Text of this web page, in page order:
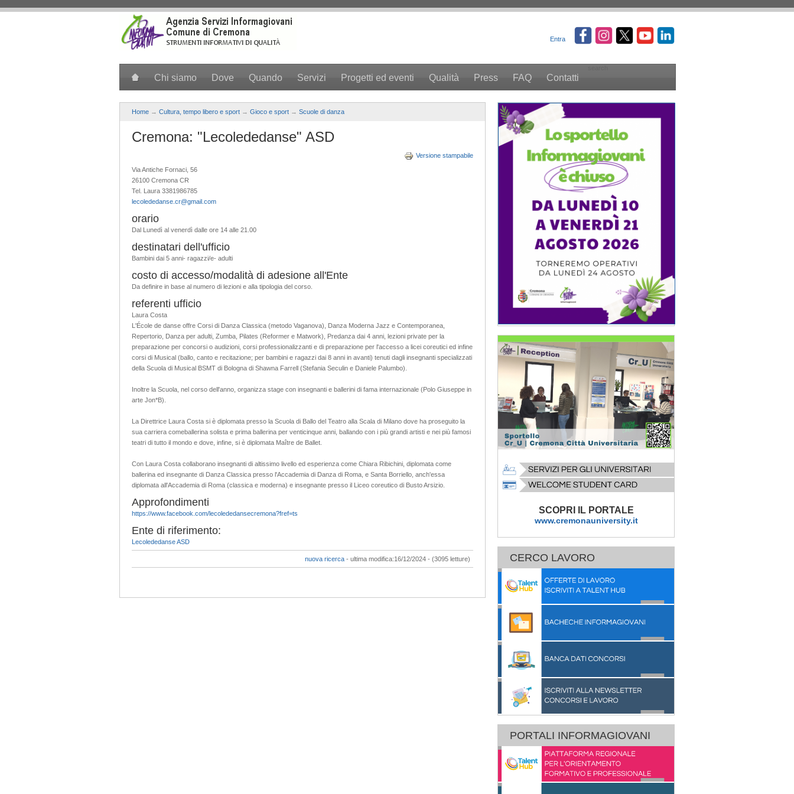
Entra
Chi siamo Dove Quando Servizi Progetti ed eventi Qualità Press FAQ Contatti
Home → Cultura, tempo libero e sport → Gioco e sport → Scuole di danza
Cremona: "Lecolededanse" ASD
Versione stampabile
Via Antiche Fornaci, 56
26100 Cremona CR
Tel. Laura 3381986785
lecolededanse.cr@gmail.com
orario
Dal Lunedì al venerdì dalle ore 14 alle 21.00
destinatari dell'ufficio
Bambini dai 5 anni- ragazzi/e- adulti
costo di accesso/modalità di adesione all'Ente
Da definire in base al numero di lezioni e alla tipologia del corso.
referenti ufficio
Laura Costa
L'École de danse offre Corsi di Danza Classica (metodo Vaganova), Danza Moderna Jazz e Contemporanea,
Repertorio, Danza per adulti, Zumba, Pilates (Reformer e Matwork), Predanza dai 4 anni, lezioni private per la
preparazione per concorsi o audizioni, corsi professionalizzanti e di preparazione per l'accesso a licei coreutici ed infine
corsi di Musical (ballo, canto e recitazione; per bambini e ragazzi dai 8 anni in avanti) tenuti dagli insegnanti specializzati
della Scuola di Musical BSMT di Bologna di Shawna Farrell (Stefania Seculin e Daniele Palumbo).
Inoltre la Scuola, nel corso dell'anno, organizza stage con insegnanti e ballerini di fama internazionale (Polo Giuseppe in
arte Jon*B).
La Direttrice Laura Costa si è diplomata presso la Scuola di Ballo del Teatro alla Scala di Milano dove ha proseguito la
sua carriera comeballerina solista e prima ballerina per venticinque anni, ballando con i più grandi artisti e nei più famosi
teatri di tutto il mondo e dove, infine, si è diplomata Maître de Ballet.
Con Laura Costa collaborano insegnanti di altissimo livello ed esperienza come Chiara Ribichini, diplomata come
ballerina ed insegnante di Danza Classica presso l'Accademia di Danza di Roma, e Santa Borriello, anch'essa
diplomata all'Accademia di Roma (classica e moderna) e insegnante presso il Liceo coreutico di Busto Arsizio.
Approfondimenti
https://www.facebook.com/lecolededansecremona?fref=ts
Ente di riferimento:
Lecolededanse ASD
nuova ricerca - ultima modifica:16/12/2024 - (3095 letture)
SCOPRI IL PORTALE
www.cremonauniversity.it
CERCO LAVORO
PORTALI INFORMAGIOVANI